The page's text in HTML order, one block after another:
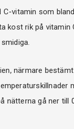
vitamin som
kost rik på
närmare
nätterna gå ner till